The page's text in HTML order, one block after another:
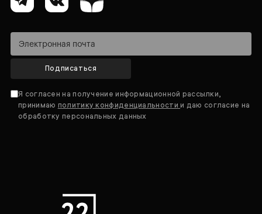
Подписаться
Я согласен на получение информационной рассылки,
принимаю политику конфиденциальностии даю согласие на
обработку персональных данных